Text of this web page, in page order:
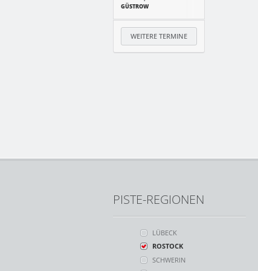
GÜSTROW
WEITERE TERMINE
PISTE-REGIONEN
LÜBECK
ROSTOCK
SCHWERIN